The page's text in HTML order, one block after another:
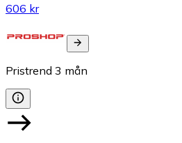
606 kr
Pristrend 3 mån